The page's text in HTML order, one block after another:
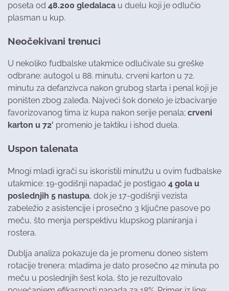
poseta od 48.200 gledalaca u duelu koji je odlučio
plasman u kup.
Neočekivani trenuci
U nekoliko fudbalske utakmice odlučivale su greške
odbrane: autogol u 88. minutu, crveni karton u 72.
minutu za defanzivca nakon grubog starta i penal koji je
poništen zbog zaleđa. Najveći šok donelo je izbacivanje
favorizovanog tima iz kupa nakon serije penala; crveni
karton u 72′ promenio je taktiku i ishod duela.
Uspon talenata
Mnogi mladi igrači su iskoristili minutžu u ovim fudbalske
utakmice: 19-godišnji napadač je postigao 4 gola u
poslednjih 5 nastupa, dok je 17-godišnji vezista
zabeležio 2 asistencije i prosečno 3 ključne pasove po
meču, što menja perspektivu klupskog planiranja i
rostera.
Dublja analiza pokazuje da je promenu doneo sistem
rotacije trenera: mladima je dato prosečno 42 minuta po
meču u poslednjih šest kola, što je rezultovalo